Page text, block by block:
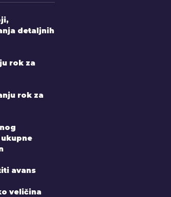
detaljnih
rok za
rok za
avans
veličina